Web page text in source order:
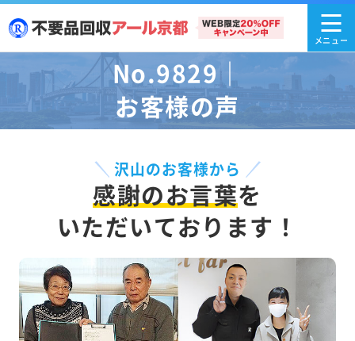
No.9829｜
お客様の声
沢山のお客様から
感謝のお言葉を
いただいております！